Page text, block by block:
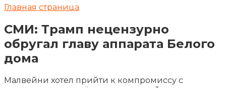
Главная страница
СМИ: Трамп нецензурно
обругал главу аппарата Белого
дома
Малвейни хотел прийти к компромиссу с